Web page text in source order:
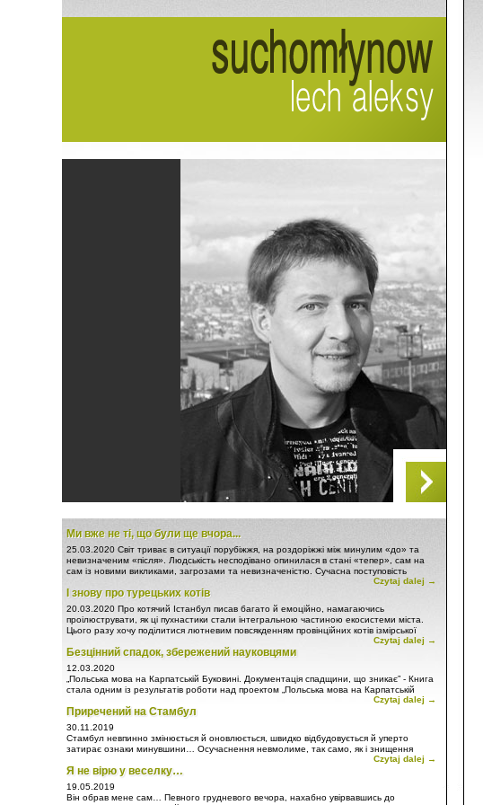
Ми вже не ті, що були ще вчора...
25.03.2020 Світ триває в ситуації порубіжжя, на роздоріжжі між минулим «до» та
невизначеним «після». Людськість несподівано опинилася в стані «тепер», сам на
сам із новими викликами, загрозами та невизначеністю. Сучасна поступовість
раптово загамувала й зупинилася, зіткнувшись із муром невідомої раптової
перешкоди.
Czytaj dalej →
І знову про турецьких котів
20.03.2020 Про котячий Істанбул писав багато й емоційно, намагаючись
проілюструвати, як ці пухнастики стали інтегральною частиною екосистеми міста.
Цього разу хочу поділитися лютневим повсякденням провінційних котів ізмірської
Урли, що на берегах Егейського моря. Коти тут, як і по всій Туреччині, у пошані, а
тому почуваються комфортно, навіть, я б сказав, домінують.
Czytaj dalej →
Безцінний спадок, збережений науковцями
12.03.2020
„Польська мова на Карпатській Буковині. Документація спадщини, що зникає” - Книга
стала одним із результатів роботи над проектом „Польська мова на Карпатській
Czytaj dalej →
Приречений на Стамбул
30.11.2019
Стамбул невпинно змінюється й оновлюється, швидко відбудовується й уперто
затирає ознаки минувшини… Осучаснення невмолиме, так само, як і знищення
Czytaj dalej →
Я не вірю у веселку…
19.05.2019
Він обрав мене сам… Певного грудневого вечора, нахабно увірвавшись до